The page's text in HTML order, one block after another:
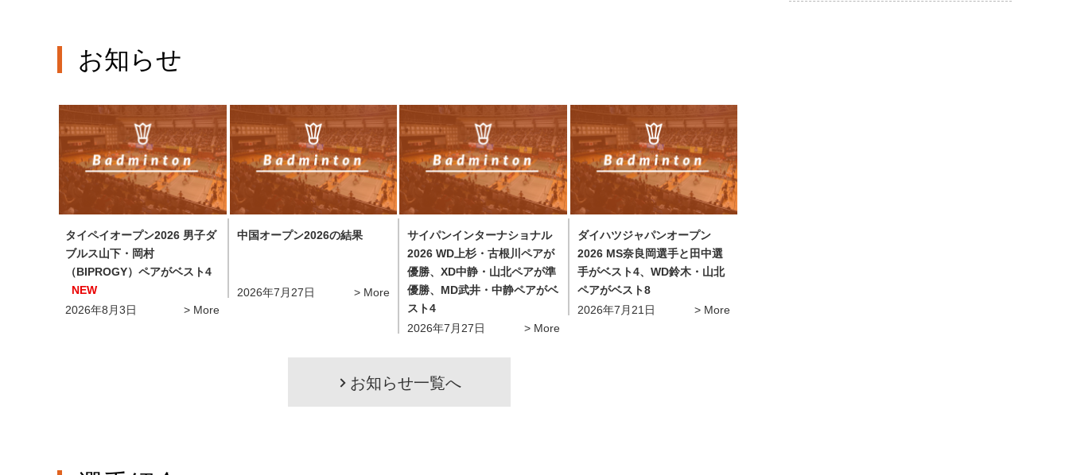
お知らせ
タイペイオープン2026 男子ダ
ブルス山下・岡村
（BIPROGY）ペアがベスト4
NEW
2026年8月3日
More
中国オープン2026の結果
2026年7月27日 More
サイパンインターナショナル
2026 WD上杉・古根川ペアが
優勝、XD中静・山北ペアが準
優勝、MD武井・中静ペアがベ
スト4
2026年7月27日
More
ダイハツジャパンオープン
2026 MS奈良岡選手と田中選
手がベスト4、WD鈴木・山北
ペアがベスト8
2026年7月21日
More
お知らせ一覧へ